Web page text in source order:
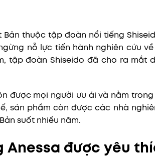
thuộc tập đoàn nổi tiếng
nỗ lực tiến hành nghiên cứu
tập đoàn Shiseido đã cho ra mắt
được mọi người ưu ái và nằm
sản phẩm còn được các nhà
suốt nhiều năm.
Anessa được yêu